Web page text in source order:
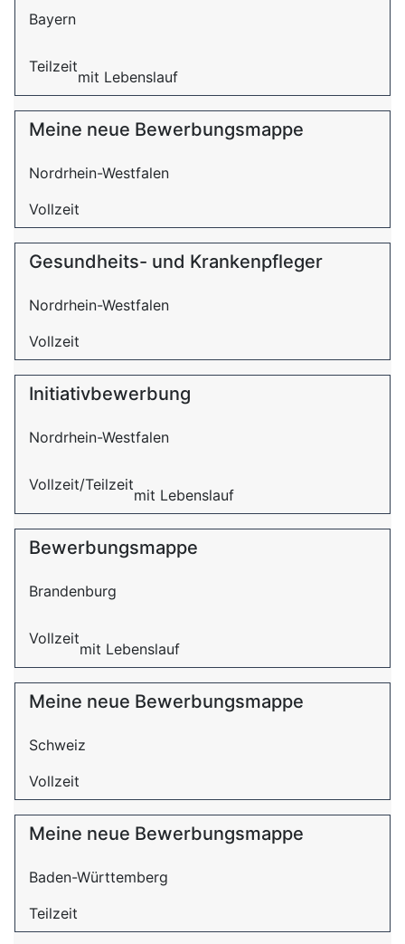
Bayern
Teilzeit
mit Lebenslauf
Meine neue Bewerbungsmappe
Nordrhein-Westfalen
Vollzeit
Gesundheits- und Krankenpfleger
Nordrhein-Westfalen
Vollzeit
Initiativbewerbung
Nordrhein-Westfalen
Vollzeit/Teilzeit
mit Lebenslauf
Bewerbungsmappe
Brandenburg
Vollzeit
mit Lebenslauf
Meine neue Bewerbungsmappe
Schweiz
Vollzeit
Meine neue Bewerbungsmappe
Baden-Württemberg
Teilzeit